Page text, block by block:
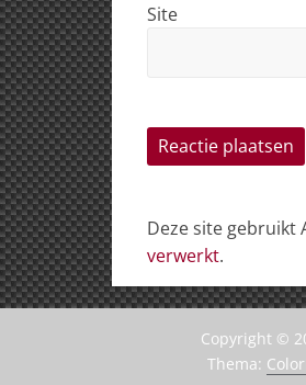
Site
Deze site gebruikt
verwerkt.
Copyright ©
Thema: